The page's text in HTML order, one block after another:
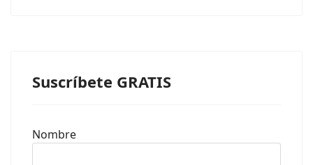
Suscríbete GRATIS
Nombre